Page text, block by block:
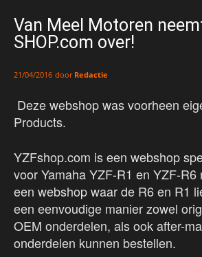
Van Meel Motoren
SHOP.com over!
21/04/2016 door Redactie
Deze webshop was voorheen
Products.
YZFshop.com is een webshop
voor Yamaha YZF-R1 en YZF-R6
een webshop waar de R6 en R1
een eenvoudige manier zowel
OEM onderdelen, als ook after-
onderdelen kunnen bestellen.